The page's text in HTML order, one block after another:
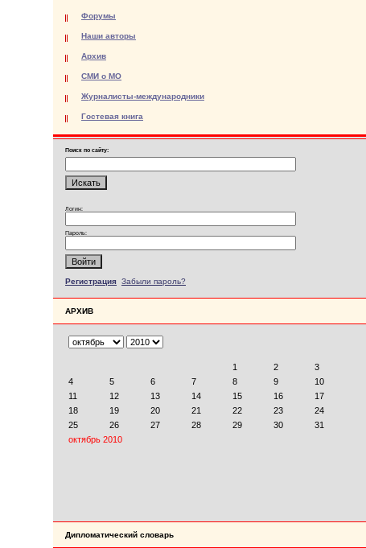
Форумы
Наши авторы
Архив
СМИ о МО
Журналисты-международники
Гостевая книга
Поиск по сайту:
Логин:
Пароль:
Регистрация Забыли пароль?
АРХИВ
Дипломатический словарь